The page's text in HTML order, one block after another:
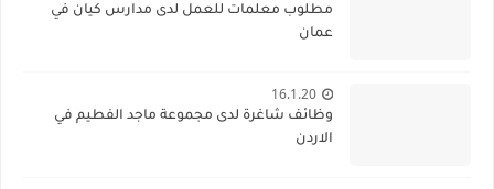
مطلوب معلمات للعمل لدى مدارس كيان في
عمان
16.1.20
وظائف شاغرة لدى مجموعة ماجد الفطيم في
الاردن